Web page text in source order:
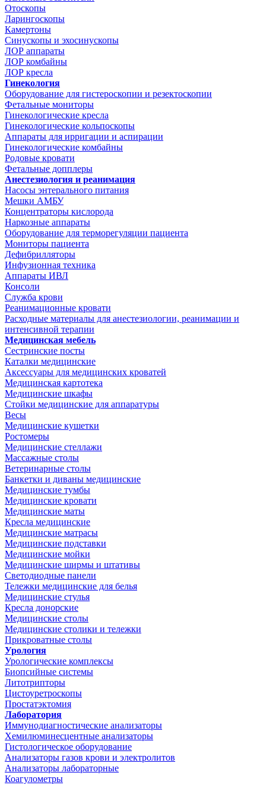
Отоскопы
Ларингоскопы
Камертоны
Синускопы и эхосинускопы
ЛОР аппараты
ЛОР комбайны
ЛОР кресла
Гинекология
Оборудование для гистероскопии и резектоскопии
Фетальные мониторы
Гинекологические кресла
Гинекологические кольпоскопы
Аппараты для ирригации и аспирации
Гинекологические комбайны
Родовые кровати
Фетальные допплеры
Анестезиология и реанимация
Насосы энтерального питания
Мешки АМБУ
Концентраторы кислорода
Наркозные аппараты
Оборудование для терморегуляции пациента
Мониторы пациента
Дефибрилляторы
Инфузионная техника
Аппараты ИВЛ
Консоли
Служба крови
Реанимационные кровати
Расходные материалы для анестезиологии, реанимации и
интенсивной терапии
Медицинская мебель
Сестринские посты
Каталки медицинские
Аксессуары для медицинских кроватей
Медицинская картотека
Медицинские шкафы
Стойки медицинские для аппаратуры
Весы
Медицинские кушетки
Ростомеры
Медицинские стеллажи
Массажные столы
Ветеринарные столы
Банкетки и диваны медицинские
Медицинские тумбы
Медицинские кровати
Медицинские маты
Кресла медицинские
Медицинские матрасы
Медицинские подставки
Медицинские мойки
Медицинские ширмы и штативы
Светодиодные панели
Тележки медицинские для белья
Медицинские стулья
Кресла донорские
Медицинские столы
Медицинские столики и тележки
Прикроватные столы
Урология
Урологические комплексы
Биопсийные системы
Литотрипторы
Цистоуретроскопы
Простатэктомия
Лаборатория
Иммунодиагностические анализаторы
Хемилюминесцентные анализаторы
Гистологическое оборудование
Анализаторы газов крови и электролитов
Анализаторы лабораторные
Коагулометры